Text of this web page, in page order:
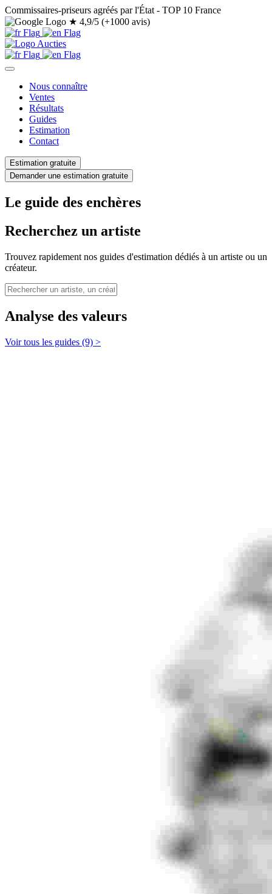
Commissaires-priseurs agréés par l'État - TOP 10 France
★ 4,9/5 (+1000 avis)
Nous connaître
Ventes
Résultats
Guides
Estimation
Contact
Estimation gratuite
Demander une estimation gratuite
Le guide des enchères
Recherchez un artiste
Trouvez rapidement nos guides d'estimation dédiés à un artiste ou un
créateur.
Analyse des valeurs
Voir tous les guides (9) >